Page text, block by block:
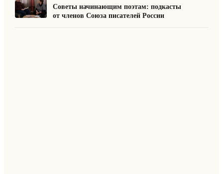
Советы начинающим поэтам: подкасты
от членов Союза писателей России